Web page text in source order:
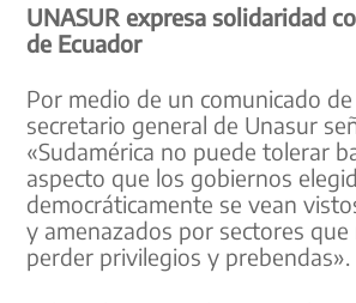
UNASUR expresa solidaridad
de Ecuador
Por medio de un comunicado
secretario general de Unasur
«Sudamérica no puede tolerar
aspecto que los gobiernos
democráticamente se vean
y amenazados por sectores
perder privilegios y prebendas».